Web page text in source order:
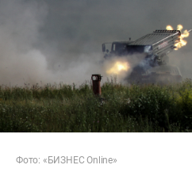
Фото: «БИЗНЕС Online»